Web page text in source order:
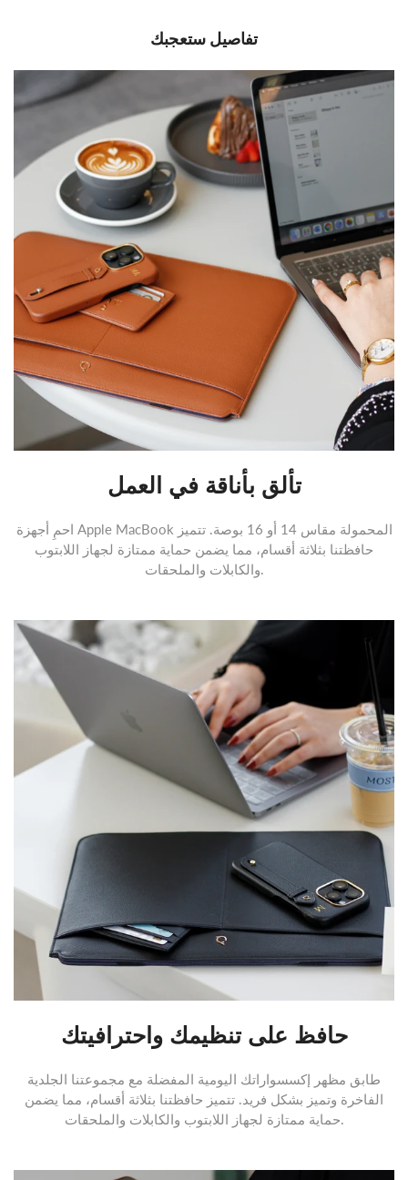
تفاصيل ستعجبك
تألق بأناقة في العمل
احمِ أجهزة Apple MacBook المحمولة مقاس 14 أو 16 بوصة. تتميز
حافظتنا بثلاثة أقسام، مما يضمن حماية ممتازة لجهاز اللابتوب
والكابلات والملحقات.
حافظ على تنظيمك واحترافيتك
طابق مظهر إكسسواراتك اليومية المفضلة مع مجموعتنا الجلدية
الفاخرة وتميز بشكل فريد. تتميز حافظتنا بثلاثة أقسام، مما يضمن
حماية ممتازة لجهاز اللابتوب والكابلات والملحقات.